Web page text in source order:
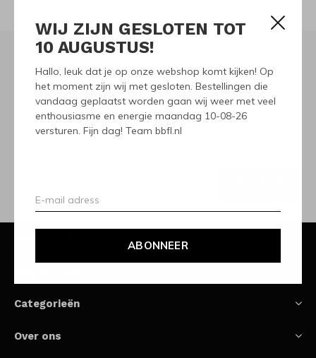
WIJ ZIJN GESLOTEN TOT
10 AUGUSTUS!
Hallo, leuk dat je op onze webshop komt kijken! Op
het moment zijn wij met gesloten. Bestellingen die
vandaag geplaatst worden gaan wij weer met veel
enthousiasme en energie maandag 10-08-26
versturen. Fijn dag! Team bbfl.nl
ABONNEER
Meld je aan voor onze
nieuwsbrief
Ontvang de nieuwste aanbiedingen en promoties
Categorieën
Over ons